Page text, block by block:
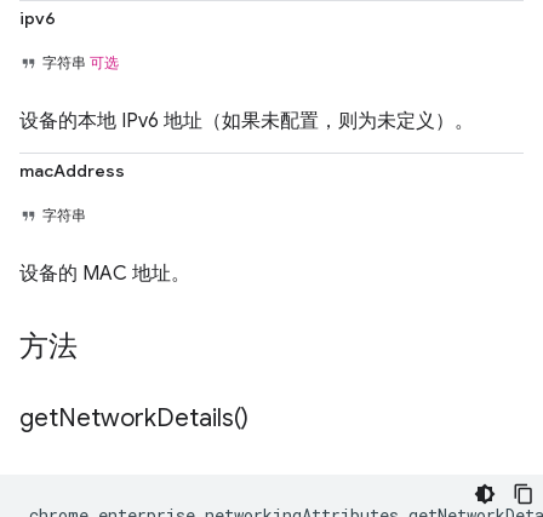
ipv6
字符串 可选
设备的本地 IPv6 地址（如果未配置，则为未定义）。
macAddress
字符串
设备的 MAC 地址。
方法
getNetworkDetails()